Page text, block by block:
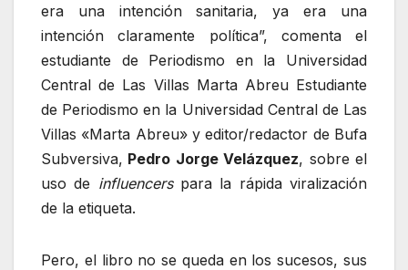
era una intención sanitaria, ya era una
intención claramente política”, comenta el
estudiante de Periodismo en la Universidad
Central de Las Villas Marta Abreu Estudiante
de Periodismo en la Universidad Central de Las
Villas «Marta Abreu» y editor/redactor de Bufa
Subversiva, Pedro Jorge Velázquez, sobre el
uso de influencers para la rápida viralización
de la etiqueta.
Pero, el libro no se queda en los sucesos, sus